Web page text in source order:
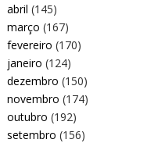
abril (145)
março (167)
fevereiro (170)
janeiro (124)
dezembro (150)
novembro (174)
outubro (192)
setembro (156)